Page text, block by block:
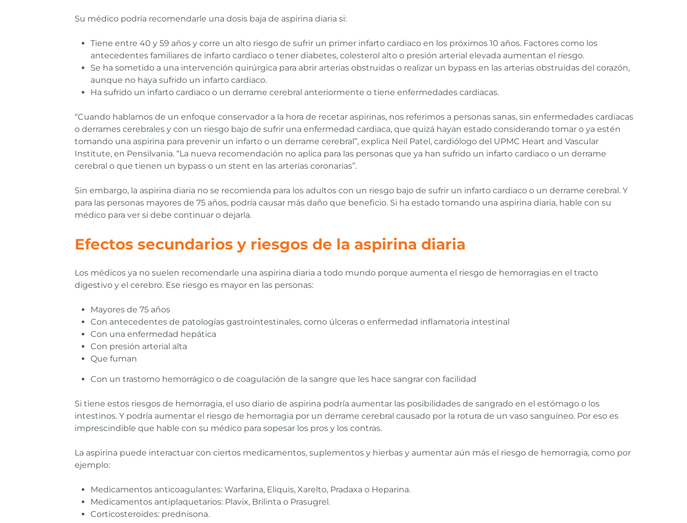
Su médico podría recomendarle una dosis baja de aspirina diaria si:
Tiene entre 40 y 59 años y corre un alto riesgo de sufrir un primer infarto cardiaco en los próximos 10 años. Factores como los
antecedentes familiares de infarto cardiaco o tener diabetes, colesterol alto o presión arterial elevada aumentan el riesgo.
Se ha sometido a una intervención quirúrgica para abrir arterias obstruidas o realizar un bypass en las arterias obstruidas del corazón,
aunque no haya sufrido un infarto cardiaco.
Ha sufrido un infarto cardiaco o un derrame cerebral anteriormente o tiene enfermedades cardiacas.
“Cuando hablamos de un enfoque conservador a la hora de recetar aspirinas, nos referimos a personas sanas, sin enfermedades cardiacas
o derrames cerebrales y con un riesgo bajo de sufrir una enfermedad cardiaca, que quizá hayan estado considerando tomar o ya estén
tomando una aspirina para prevenir un infarto o un derrame cerebral”, explica Neil Patel, cardiólogo del UPMC Heart and Vascular
Institute, en Pensilvania. “La nueva recomendación no aplica para las personas que ya han sufrido un infarto cardiaco o un derrame
cerebral o que tienen un bypass o un stent en las arterias coronarias”.
Sin embargo, la aspirina diaria no se recomienda para los adultos con un riesgo bajo de sufrir un infarto cardiaco o un derrame cerebral. Y
para las personas mayores de 75 años, podría causar más daño que beneficio. Si ha estado tomando una aspirina diaria, hable con su
médico para ver si debe continuar o dejarla.
Efectos secundarios y riesgos de la aspirina diaria
Los médicos ya no suelen recomendarle una aspirina diaria a todo mundo porque aumenta el riesgo de hemorragias en el tracto
digestivo y el cerebro. Ese riesgo es mayor en las personas:
Mayores de 75 años
Con antecedentes de patologías gastrointestinales, como úlceras o enfermedad inflamatoria intestinal
Con una enfermedad hepática
Con presión arterial alta
Que fuman
Con un trastorno hemorrágico o de coagulación de la sangre que les hace sangrar con facilidad
Si tiene estos riesgos de hemorragia, el uso diario de aspirina podría aumentar las posibilidades de sangrado en el estómago o los
intestinos. Y podría aumentar el riesgo de hemorragia por un derrame cerebral causado por la rotura de un vaso sanguíneo. Por eso es
imprescindible que hable con su médico para sopesar los pros y los contras.
La aspirina puede interactuar con ciertos medicamentos, suplementos y hierbas y aumentar aún más el riesgo de hemorragia, como por
ejemplo:
Medicamentos anticoagulantes: Warfarina, Eliquis, Xarelto, Pradaxa o Heparina.
Medicamentos antiplaquetarios: Plavix, Brilinta o Prasugrel.
Corticosteroides: prednisona.